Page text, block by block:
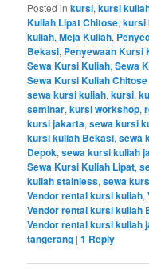
Posted in kursi,kursi
Kuliah Lipat Chitose,kursi
kuliah,Meja Kuliah,
Bekasi, Penyewaan Kursi
Sewa Kursi Kuliah,Sewa
Sewa Kursi Kuliah Chitose
sewa kursi kuliah,kursi,
seminar,kursi workshop,
kursi jakarta,sewa kursi
kursi kuliah Bekasi,sewa
Depok,sewa kursi kuliah
Sewa Kursi Kuliah Lipat,
kuliah stainless,sewa
Vendor rental kursi kuliah,
Vendor rental kursi kuliah
Vendor rental kursi kuliah
tangerang |1 Reply